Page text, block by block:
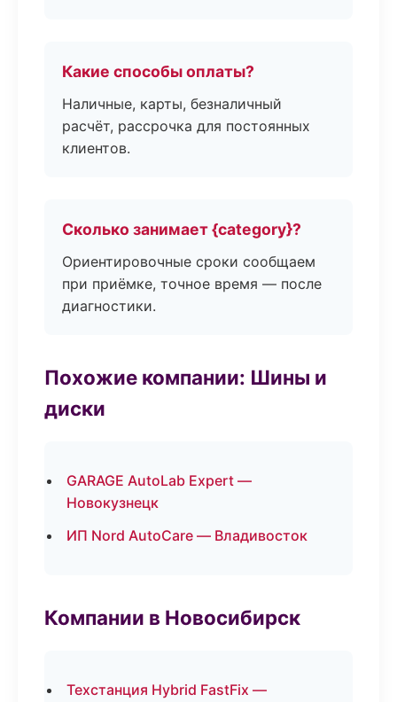
Какие способы оплаты?
Наличные, карты, безналичный
расчёт, рассрочка для постоянных
клиентов.
Сколько занимает {category}?
Ориентировочные сроки сообщаем
при приёмке, точное время — после
диагностики.
Похожие компании: Шины и
диски
GARAGE AutoLab Expert —
Новокузнецк
ИП Nord AutoCare — Владивосток
Компании в Новосибирск
Техстанция Hybrid FastFix —